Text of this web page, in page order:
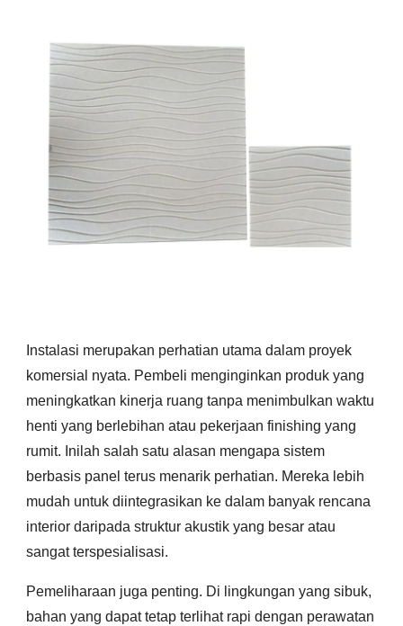
Instalasi merupakan perhatian utama dalam proyek
komersial nyata. Pembeli menginginkan produk yang
meningkatkan kinerja ruang tanpa menimbulkan waktu
henti yang berlebihan atau pekerjaan finishing yang
rumit. Inilah salah satu alasan mengapa sistem
berbasis panel terus menarik perhatian. Mereka lebih
mudah untuk diintegrasikan ke dalam banyak rencana
interior daripada struktur akustik yang besar atau
sangat terspesialisasi.
Pemeliharaan juga penting. Di lingkungan yang sibuk,
bahan yang dapat tetap terlihat rapi dengan perawatan